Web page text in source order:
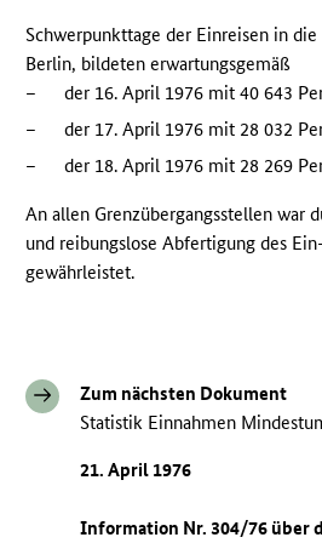
Schwerpunkttage der Einreisen in
Berlin, bildeten erwartungsgemäß
–
der 16. April 1976 mit 40 643
–
der 17. April 1976 mit 28 032
–
der 18. April 1976 mit 28 269
An allen Grenzübergangsstellen war
und reibungslose Abfertigung des
gewährleistet.
Zum nächsten Dokument
Statistik Einnahmen
21. April 1976
Information Nr. 304/76 über